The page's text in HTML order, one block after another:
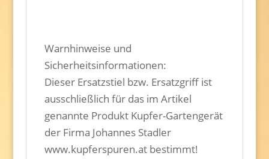
Warnhinweise und
Sicherheitsinformationen:
Dieser Ersatzstiel bzw. Ersatzgriff ist
ausschließlich für das im Artikel
genannte Produkt Kupfer-Gartengerät
der Firma Johannes Stadler
www.kupferspuren.at bestimmt!